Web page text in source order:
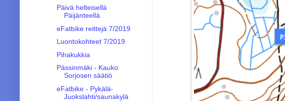
Päivä helteisellä
Päijänteellä
eFatbike reittejä 7/2019
Luontokohteet 7/2019
Pihakukkia
Pässinmäki - Kauko
Sorjosen säätiö
eFatbike - Pykälä-
Juokslahti/saunakylä